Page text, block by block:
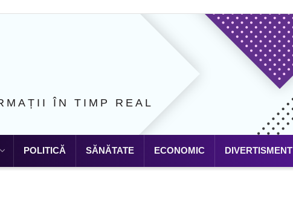
ÎN TIMP REAL
POLITICĂ SĂNĂTATE ECONOMIC DIVERTISMENT